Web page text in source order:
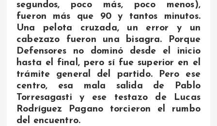
segundos, poco más, poco menos),
fueron más que 90 y tantos minutos.
Una pelota cruzada, un error y un
cabezazo fueron una bisagra. Porque
Defensores no dominó desde el inicio
hasta el final, pero sí fue superior en el
trámite general del partido. Pero ese
centro, esa mala salida de Pablo
Torresagasti y ese testazo de Lucas
Rodríguez Pagano torcieron el rumbo
del encuentro.